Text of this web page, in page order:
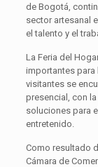
de Bogotá,
sector artesanal
el talento y el
La Feria del
importantes
visitantes se
presencial, con
soluciones para
entretenido.
Como resultado
Cámara de